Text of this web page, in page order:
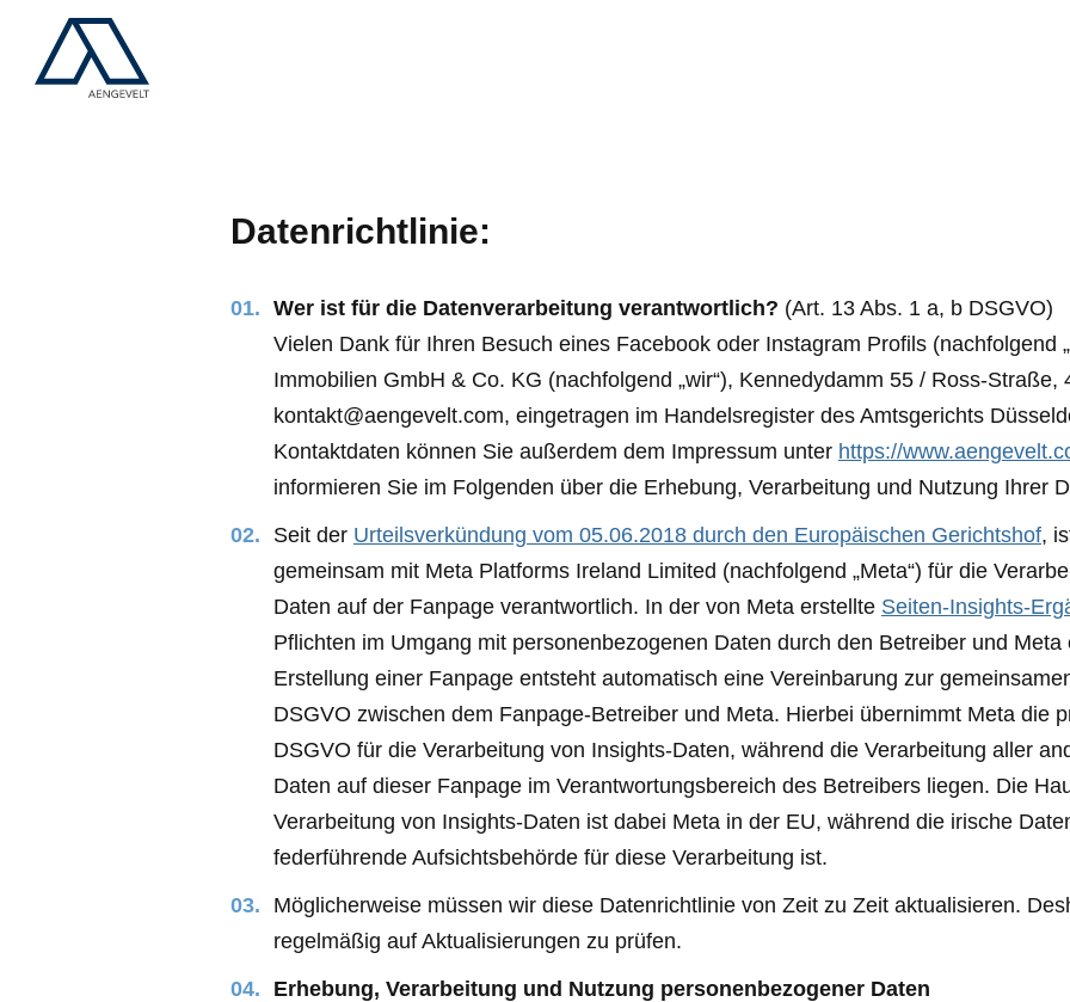
Datenrichtlinie:
Wer ist für die Datenverarbeitung verantwortlich? (Art. 13 Abs. 1 a, b DSGVO)
Vielen Dank für Ihren Besuch eines Facebook oder Instagram Profils (nachfolgend
Immobilien GmbH & Co. KG (nachfolgend „wir“), Kennedydamm 55 / Ross-Straße,
kontakt@aengevelt.com, eingetragen im Handelsregister des Amtsgerichts
Kontaktdaten können Sie außerdem dem Impressum unter https://
informieren Sie im Folgenden über die Erhebung, Verarbeitung und Nutzung Ihrer
Seit der Urteilsverkündung vom 05.06.2018 durch den Europäischen Gerichtshof,
gemeinsam mit Meta Platforms Ireland Limited (nachfolgend „Meta“) für die
Daten auf der Fanpage verantwortlich. In der von Meta erstellte Seiten-Insights-
Pflichten im Umgang mit personenbezogenen Daten durch den Betreiber und
Erstellung einer Fanpage entsteht automatisch eine Vereinbarung zur
DSGVO zwischen dem Fanpage-Betreiber und Meta. Hierbei übernimmt Meta die
DSGVO für die Verarbeitung von Insights-Daten, während die Verarbeitung aller
Daten auf dieser Fanpage im Verantwortungsbereich des Betreibers liegen. Die
Verarbeitung von Insights-Daten ist dabei Meta in der EU, während die irische
federführende Aufsichtsbehörde für diese Verarbeitung ist.
Möglicherweise müssen wir diese Datenrichtlinie von Zeit zu Zeit aktualisieren.
regelmäßig auf Aktualisierungen zu prüfen.
Erhebung, Verarbeitung und Nutzung personenbezogener Daten